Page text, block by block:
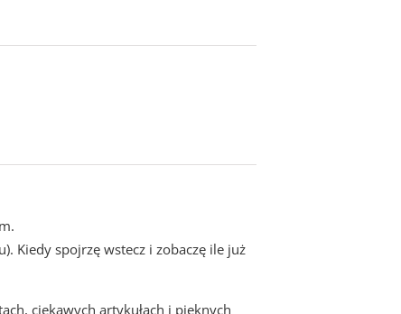
Kiedy spojrzę wstecz i zobaczę ile już
ciekawych artykułach i pięknych